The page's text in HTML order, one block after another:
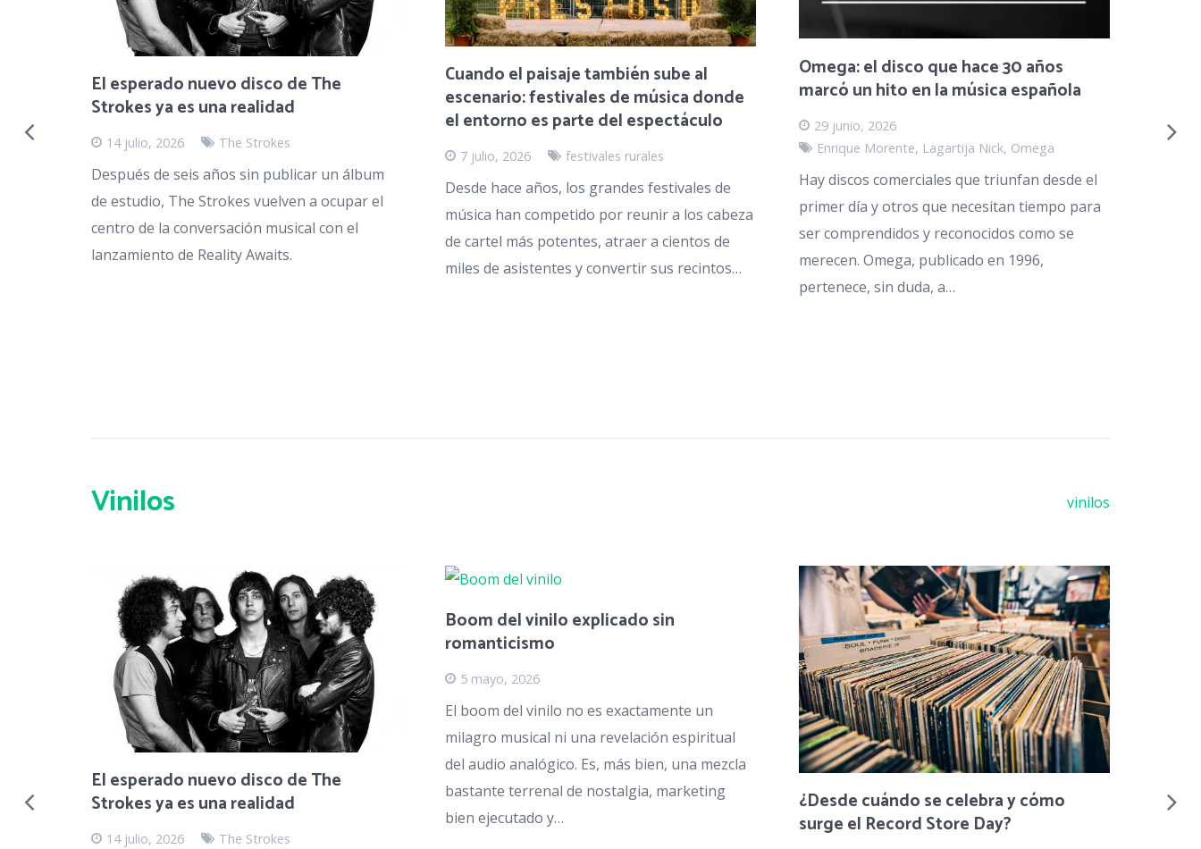
El esperado nuevo disco de The
Strokes ya es una realidad
14 julio, 2026 The Strokes
Después de seis años sin publicar un álbum
de estudio, The Strokes vuelven a ocupar el
centro de la conversación musical con el
lanzamiento de Reality Awaits.
Cuando el paisaje también sube al
escenario: festivales de música donde
el entorno es parte del espectáculo
7 julio, 2026 festivales rurales
Desde hace años, los grandes festivales de
música han competido por reunir a los cabeza
de cartel más potentes, atraer a cientos de
miles de asistentes y convertir sus recintos…
Omega: el disco que hace 30 años
marcó un hito en la música española
29 junio, 2026
Enrique Morente, Lagartija Nick, Omega
Hay discos comerciales que triunfan desde el
primer día y otros que necesitan tiempo para
ser comprendidos y reconocidos como se
merecen. Omega, publicado en 1996,
pertenece, sin duda, a…
La
Vinilos vinilos
El esperado nuevo disco de The
Strokes ya es una realidad
14 julio, 2026 The Strokes
Boom del vinilo explicado sin
romanticismo
5 mayo, 2026
El boom del vinilo no es exactamente un
milagro musical ni una revelación espiritual
del audio analógico. Es, más bien, una mezcla
bastante terrenal de nostalgia, marketing
bien ejecutado y…
¿Desde cuándo se celebra y cómo
surge el Record Store Day?
5